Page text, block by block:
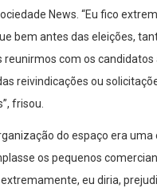
News. “Eu fico
bem antes das eleições,
com os candidatos
reivindicações ou
frisou.
do espaço era
os pequenos
eu diria,